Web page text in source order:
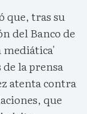
que, tras su
del Banco de
mediática'
la prensa
atenta contra
que